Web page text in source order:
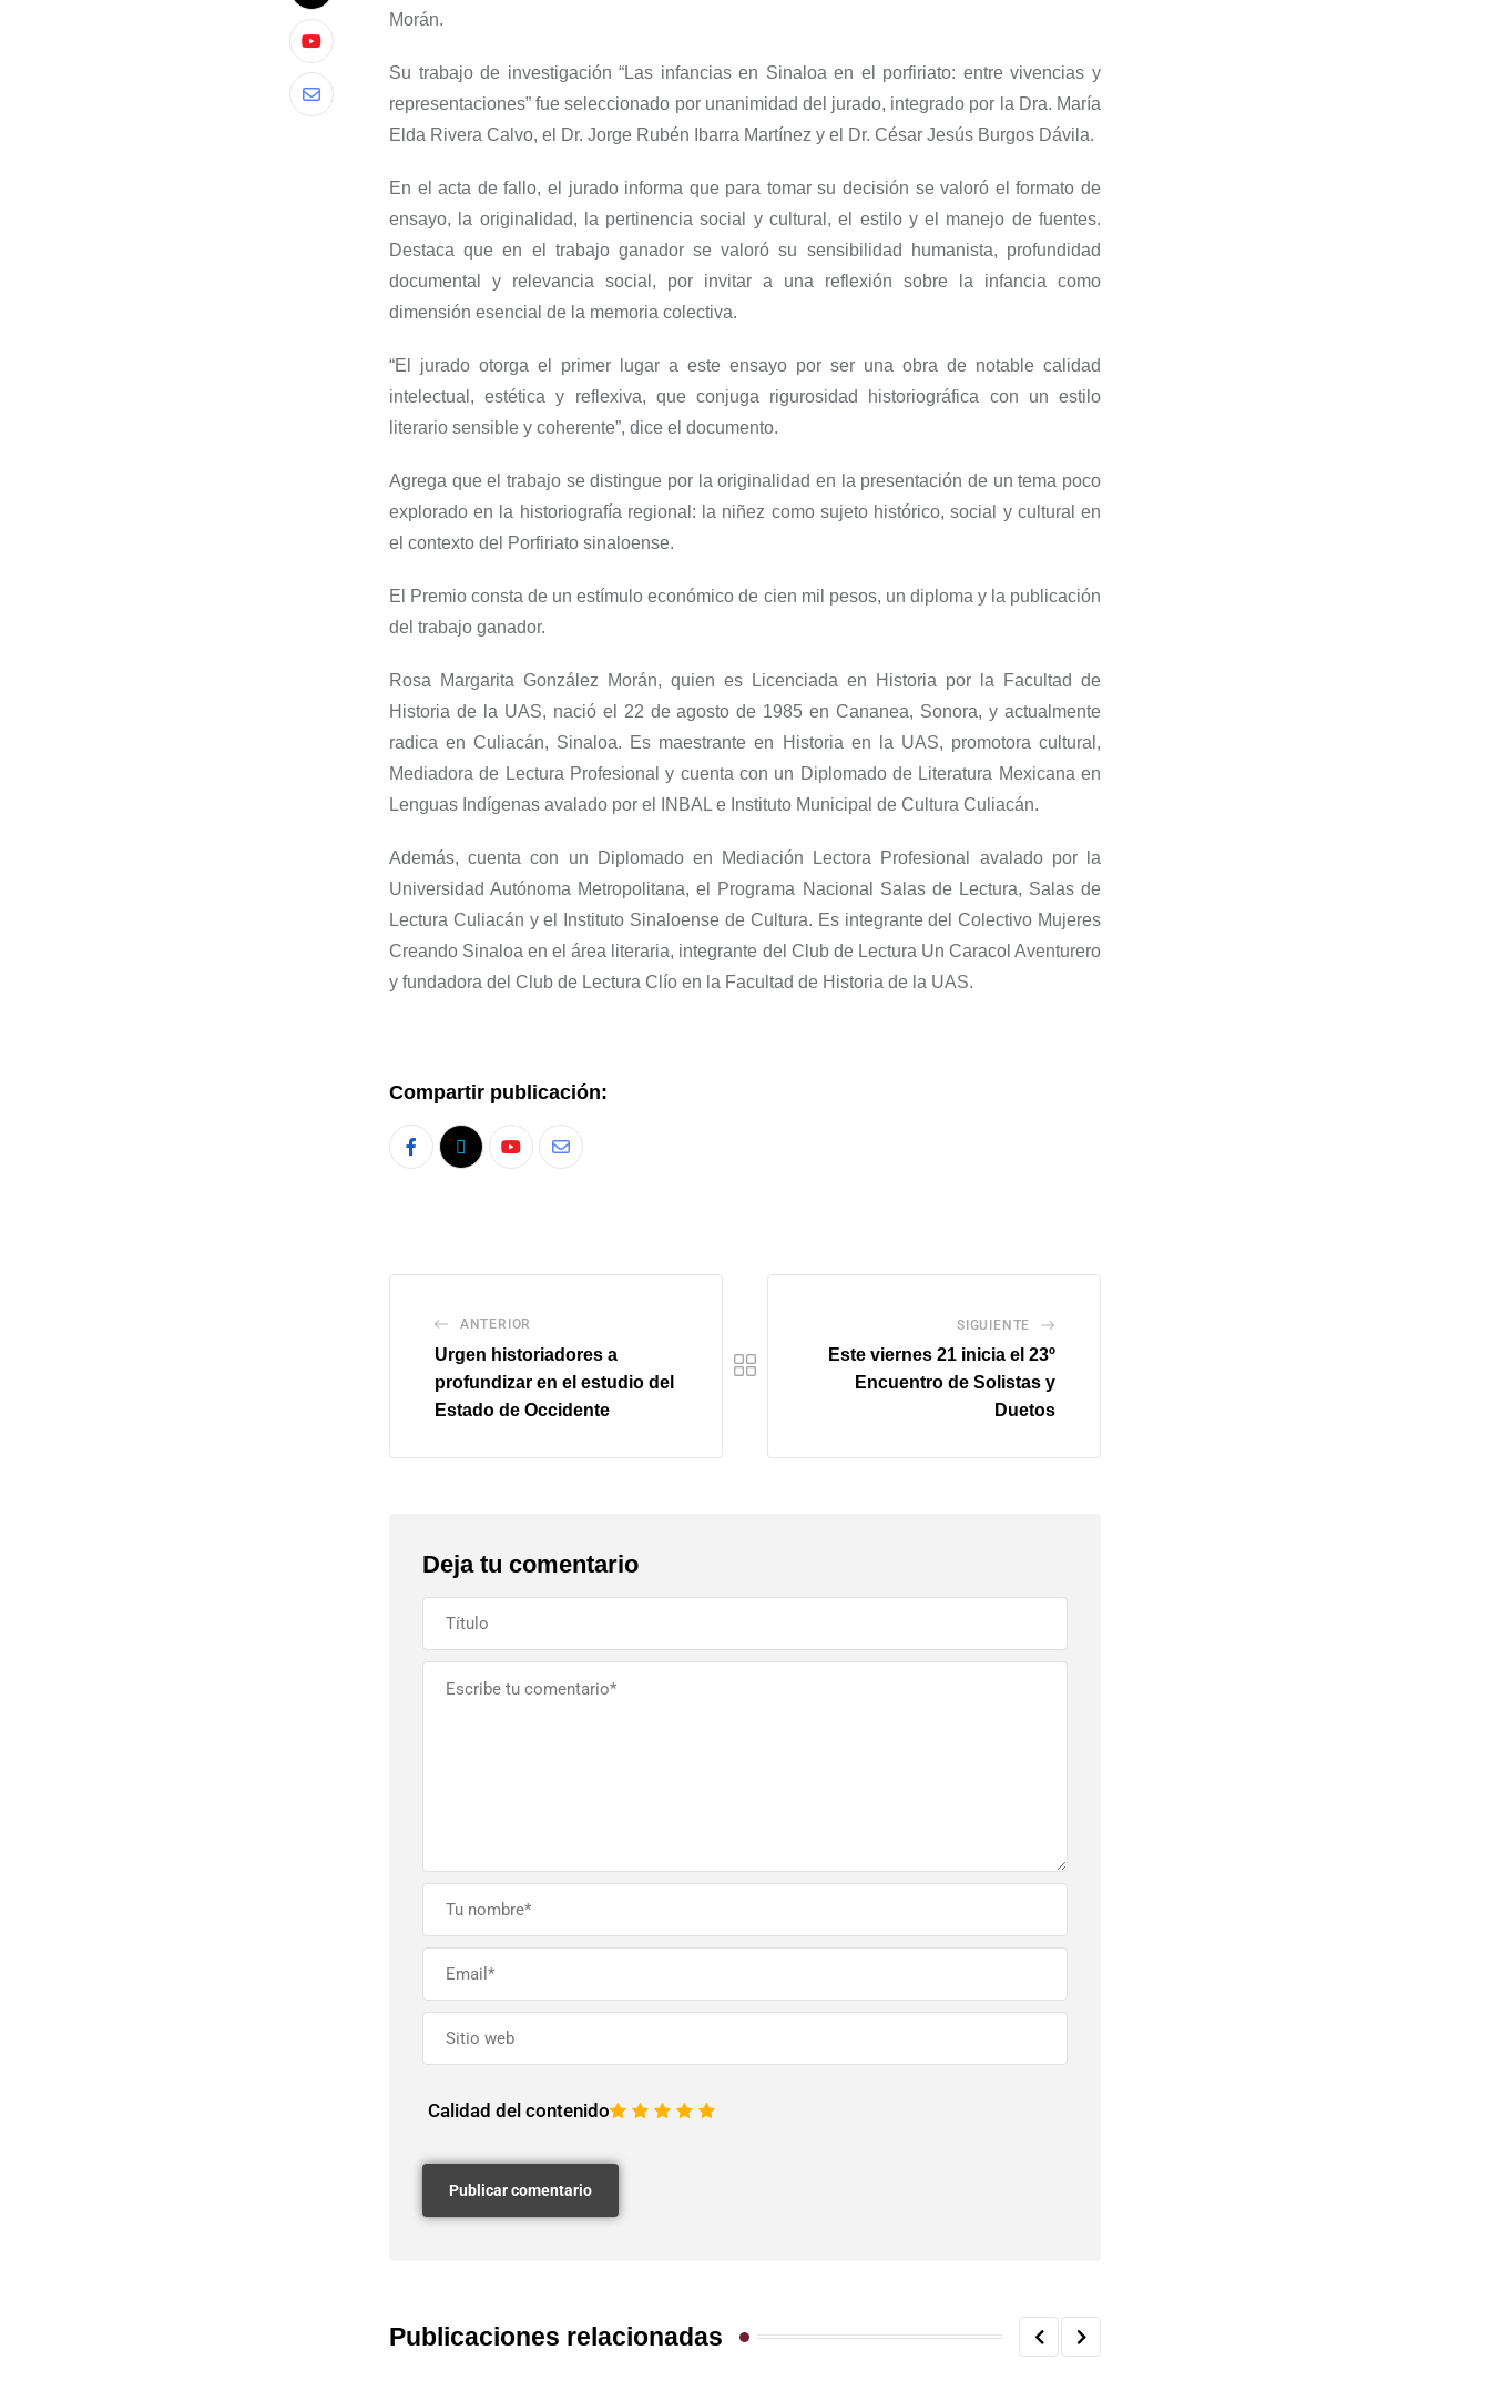
Morán.
Su trabajo de investigación “Las infancias en Sinaloa en el porfiriato: entre vivencias y
representaciones” fue seleccionado por unanimidad del jurado, integrado por la Dra. María
Elda Rivera Calvo, el Dr. Jorge Rubén Ibarra Martínez y el Dr. César Jesús Burgos Dávila.
En el acta de fallo, el jurado informa que para tomar su decisión se valoró el formato de
ensayo, la originalidad, la pertinencia social y cultural, el estilo y el manejo de fuentes.
Destaca que en el trabajo ganador se valoró su sensibilidad humanista, profundidad
documental y relevancia social, por invitar a una reflexión sobre la infancia como
dimensión esencial de la memoria colectiva.
“El jurado otorga el primer lugar a este ensayo por ser una obra de notable calidad
intelectual, estética y reflexiva, que conjuga rigurosidad historiográfica con un estilo
literario sensible y coherente”, dice el documento.
Agrega que el trabajo se distingue por la originalidad en la presentación de un tema poco
explorado en la historiografía regional: la niñez como sujeto histórico, social y cultural en
el contexto del Porfiriato sinaloense.
El Premio consta de un estímulo económico de cien mil pesos, un diploma y la publicación
del trabajo ganador.
Rosa Margarita González Morán, quien es Licenciada en Historia por la Facultad de
Historia de la UAS, nació el 22 de agosto de 1985 en Cananea, Sonora, y actualmente
radica en Culiacán, Sinaloa. Es maestrante en Historia en la UAS, promotora cultural,
Mediadora de Lectura Profesional y cuenta con un Diplomado de Literatura Mexicana en
Lenguas Indígenas avalado por el INBAL e Instituto Municipal de Cultura Culiacán.
Además, cuenta con un Diplomado en Mediación Lectora Profesional avalado por la
Universidad Autónoma Metropolitana, el Programa Nacional Salas de Lectura, Salas de
Lectura Culiacán y el Instituto Sinaloense de Cultura. Es integrante del Colectivo Mujeres
Creando Sinaloa en el área literaria, integrante del Club de Lectura Un Caracol Aventurero
y fundadora del Club de Lectura Clío en la Facultad de Historia de la UAS.
Compartir publicación:
ANTERIOR
Urgen historiadores a
profundizar en el estudio del
Estado de Occidente
SIGUIENTE
Este viernes 21 inicia el 23º
Encuentro de Solistas y
Duetos
Deja tu comentario
Calidad del contenido 5
4
3
2
1
Publicaciones relacionadas